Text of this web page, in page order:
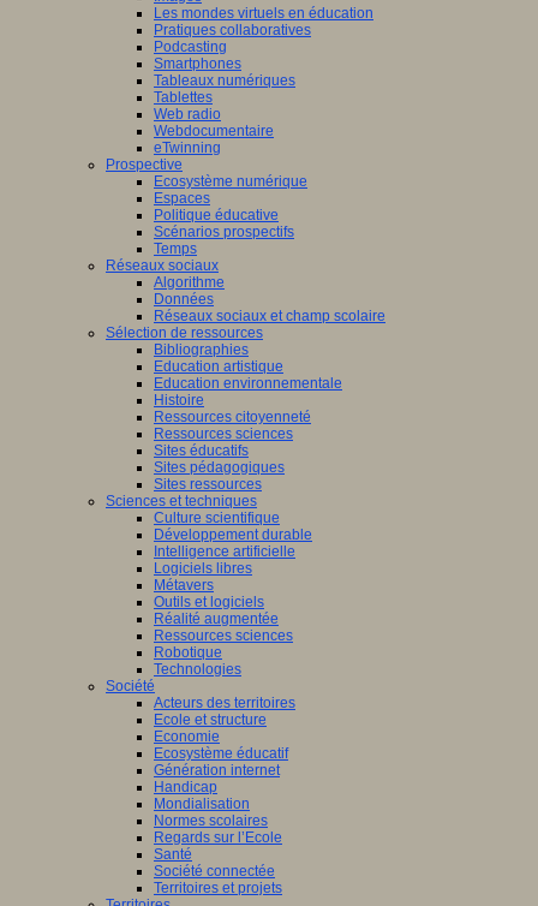
Les mondes virtuels en éducation
Pratiques collaboratives
Podcasting
Smartphones
Tableaux numériques
Tablettes
Web radio
Webdocumentaire
eTwinning
Prospective
Ecosystème numérique
Espaces
Politique éducative
Scénarios prospectifs
Temps
Réseaux sociaux
Algorithme
Données
Réseaux sociaux et champ scolaire
Sélection de ressources
Bibliographies
Education artistique
Education environnementale
Histoire
Ressources citoyenneté
Ressources sciences
Sites éducatifs
Sites pédagogiques
Sites ressources
Sciences et techniques
Culture scientifique
Développement durable
Intelligence artificielle
Logiciels libres
Métavers
Outils et logiciels
Réalité augmentée
Ressources sciences
Robotique
Technologies
Société
Acteurs des territoires
Ecole et structure
Economie
Ecosystème éducatif
Génération internet
Handicap
Mondialisation
Normes scolaires
Regards sur l’Ecole
Santé
Société connectée
Territoires et projets